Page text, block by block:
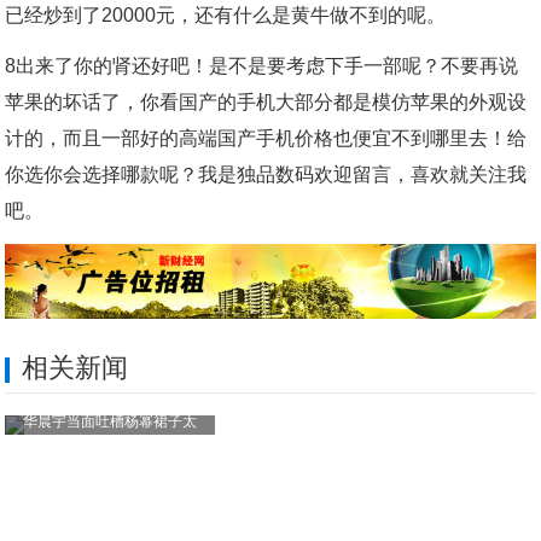
已经炒到了20000元，还有什么是黄牛做不到的呢。
8出来了你的肾还好吧！是不是要考虑下手一部呢？不要再说
苹果的坏话了，你看国产的手机大部分都是模仿苹果的外观设
计的，而且一部好的高端国产手机价格也便宜不到哪里去！给
你选你会选择哪款呢？我是独品数码欢迎留言，喜欢就关注我
吧。
相关新闻
华晨宇当面吐槽杨幂裙子太